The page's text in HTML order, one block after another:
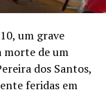
um grave
morte de um
dos Santos,
feridas em